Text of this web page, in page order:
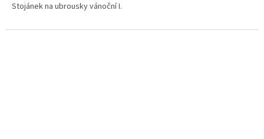
Stojánek na ubrousky vánoční I.